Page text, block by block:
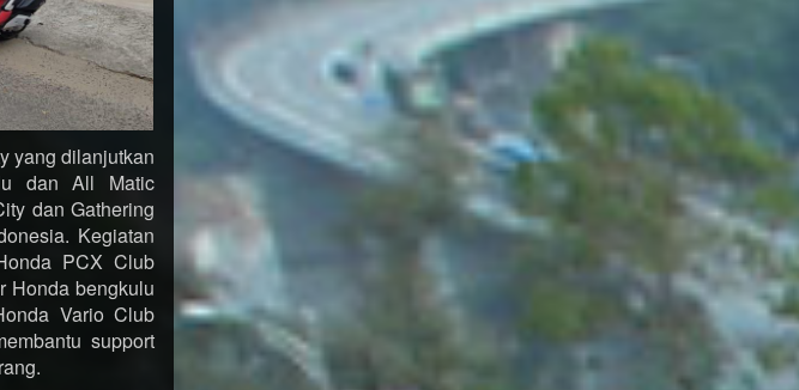
yang dilanjutkan
dan All Matic
dan Gathering
Kegiatan
PCX Club
Honda bengkulu
Vario Club
support